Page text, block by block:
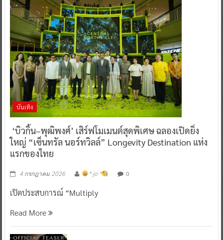
บันเทิง
‘บิวกิ้น–พุฒิพงศ์’ เสิร์ฟโมเมนต์สุดพิเศษ ฉลองเปิดยิ่ง
ใหญ่ “เซ็นทรัล นอร์ทวิลล์” Longevity Destination แห่ง
แรกของไทย
4 กรกฎาคม 2026 ^ jo ^ 0
เปิดประสบการณ์ “Multiply
Read More